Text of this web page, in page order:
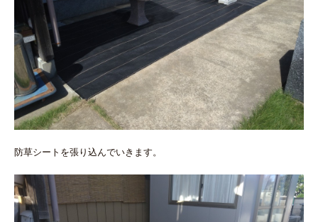
防草シートを張り込んでいきます。